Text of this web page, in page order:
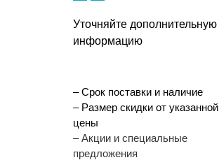
Уточняйте дополнительную
информацию
– Срок поставки и наличие
– Размер скидки от указанной
цены
– Акции и специальные
предложения